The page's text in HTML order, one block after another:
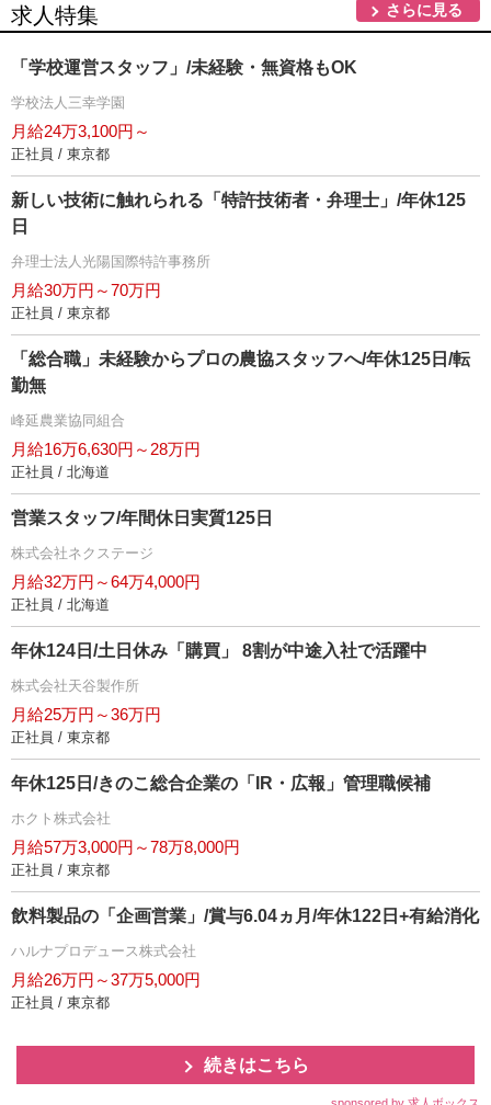
求人特集 さらに見る
「学校運営スタッフ」/未経験・無資格もOK
学校法人三幸学園
月給24万3,100円～
正社員 / 東京都
新しい技術に触れられる「特許技術者・弁理士」/年休125
日
弁理士法人光陽国際特許事務所
月給30万円～70万円
正社員 / 東京都
「総合職」未経験からプロの農協スタッフへ/年休125日/転
勤無
峰延農業協同組合
月給16万6,630円～28万円
正社員 / 北海道
営業スタッフ/年間休日実質125日
株式会社ネクステージ
月給32万円～64万4,000円
正社員 / 北海道
年休124日/土日休み「購買」 8割が中途入社で活躍中
株式会社天谷製作所
月給25万円～36万円
正社員 / 東京都
年休125日/きのこ総合企業の「IR・広報」管理職候補
ホクト株式会社
月給57万3,000円～78万8,000円
正社員 / 東京都
飲料製品の「企画営業」/賞与6.04ヵ月/年休122日+有給消化
ハルナプロデュース株式会社
月給26万円～37万5,000円
正社員 / 東京都
続きはこちら